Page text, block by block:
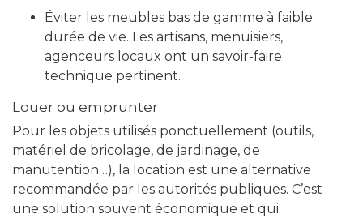
Éviter les meubles bas de gamme à faible
durée de vie. Les artisans, menuisiers,
agenceurs locaux ont un savoir-faire
technique pertinent.
Louer ou emprunter
Pour les objets utilisés ponctuellement (outils,
matériel de bricolage, de jardinage, de
manutention…), la location est une alternative
recommandée par les autorités publiques. C’est
une solution souvent économique et qui